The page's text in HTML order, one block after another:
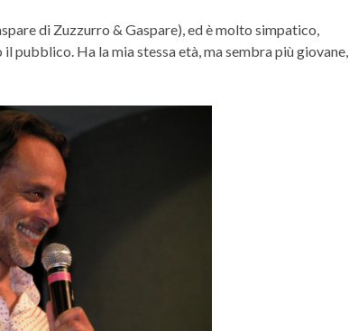
di Zuzzurro & Gaspare), ed è molto simpatico,
pubblico. Ha la mia stessa età, ma sembra più giovane,